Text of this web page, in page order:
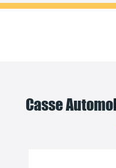
Casse